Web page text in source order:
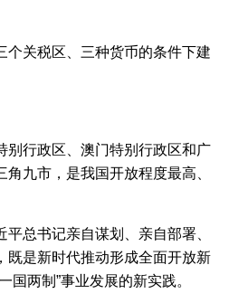
个关税区、三种货币的条件下建
别行政区、澳门特别行政区和广
九市，是我国开放程度最高、
总书记亲自谋划、亲自部署、
既是新时代推动形成全面开放新
国两制”事业发展的新实践。